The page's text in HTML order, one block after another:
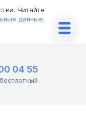
Читайте
данные.
04 55